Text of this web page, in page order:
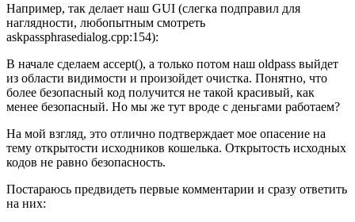
Например, так делает наш GUI (слегка подправил для
наглядности, любопытным смотреть
askpassphrasedialog.cpp:154):
В начале сделаем accept(), а только потом наш oldpass выйдет
из области видимости и произойдет очистка. Понятно, что
более безопасный код получится не такой красивый, как
менее безопасный. Но мы же тут вроде с деньгами работаем?
На мой взгляд, это отлично подтверждает мое опасение на
тему открытости исходников кошелька. Открытость исходных
кодов не равно безопасность.
Постараюсь предвидеть первые комментарии и сразу ответить
на них: